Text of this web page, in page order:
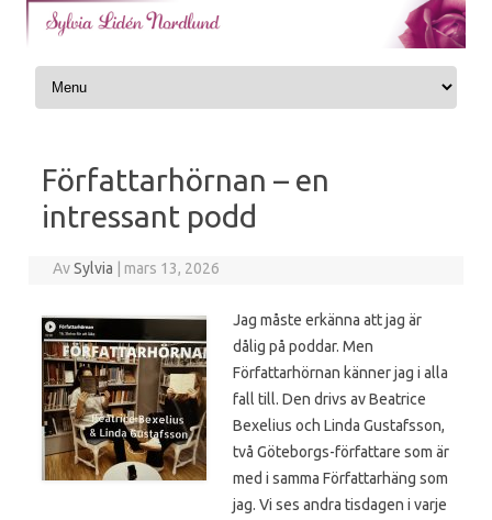
Skip to content
Författarhörnan – en
intressant podd
AvSylvia mars 13, 2026
Jag måste erkänna att jag är
dålig på poddar. Men
Författarhörnan känner jag i alla
fall till. Den drivs av Beatrice
Bexelius och Linda Gustafsson,
två Göteborgs-författare som är
med i samma Författarhäng som
jag. Vi ses andra tisdagen i varje